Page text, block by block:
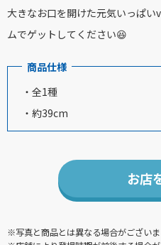
大きなお口を開けた元気いっぱ
ムでゲットしてください😆
商品仕様
・全1種
・約39cm
お店
※写真と商品とは異なる場合がございま